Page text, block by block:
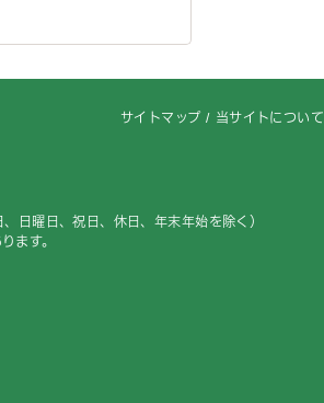
サイトマップ 当サイトについて
日曜日、祝日、休日、年末年始を除く）
ます。